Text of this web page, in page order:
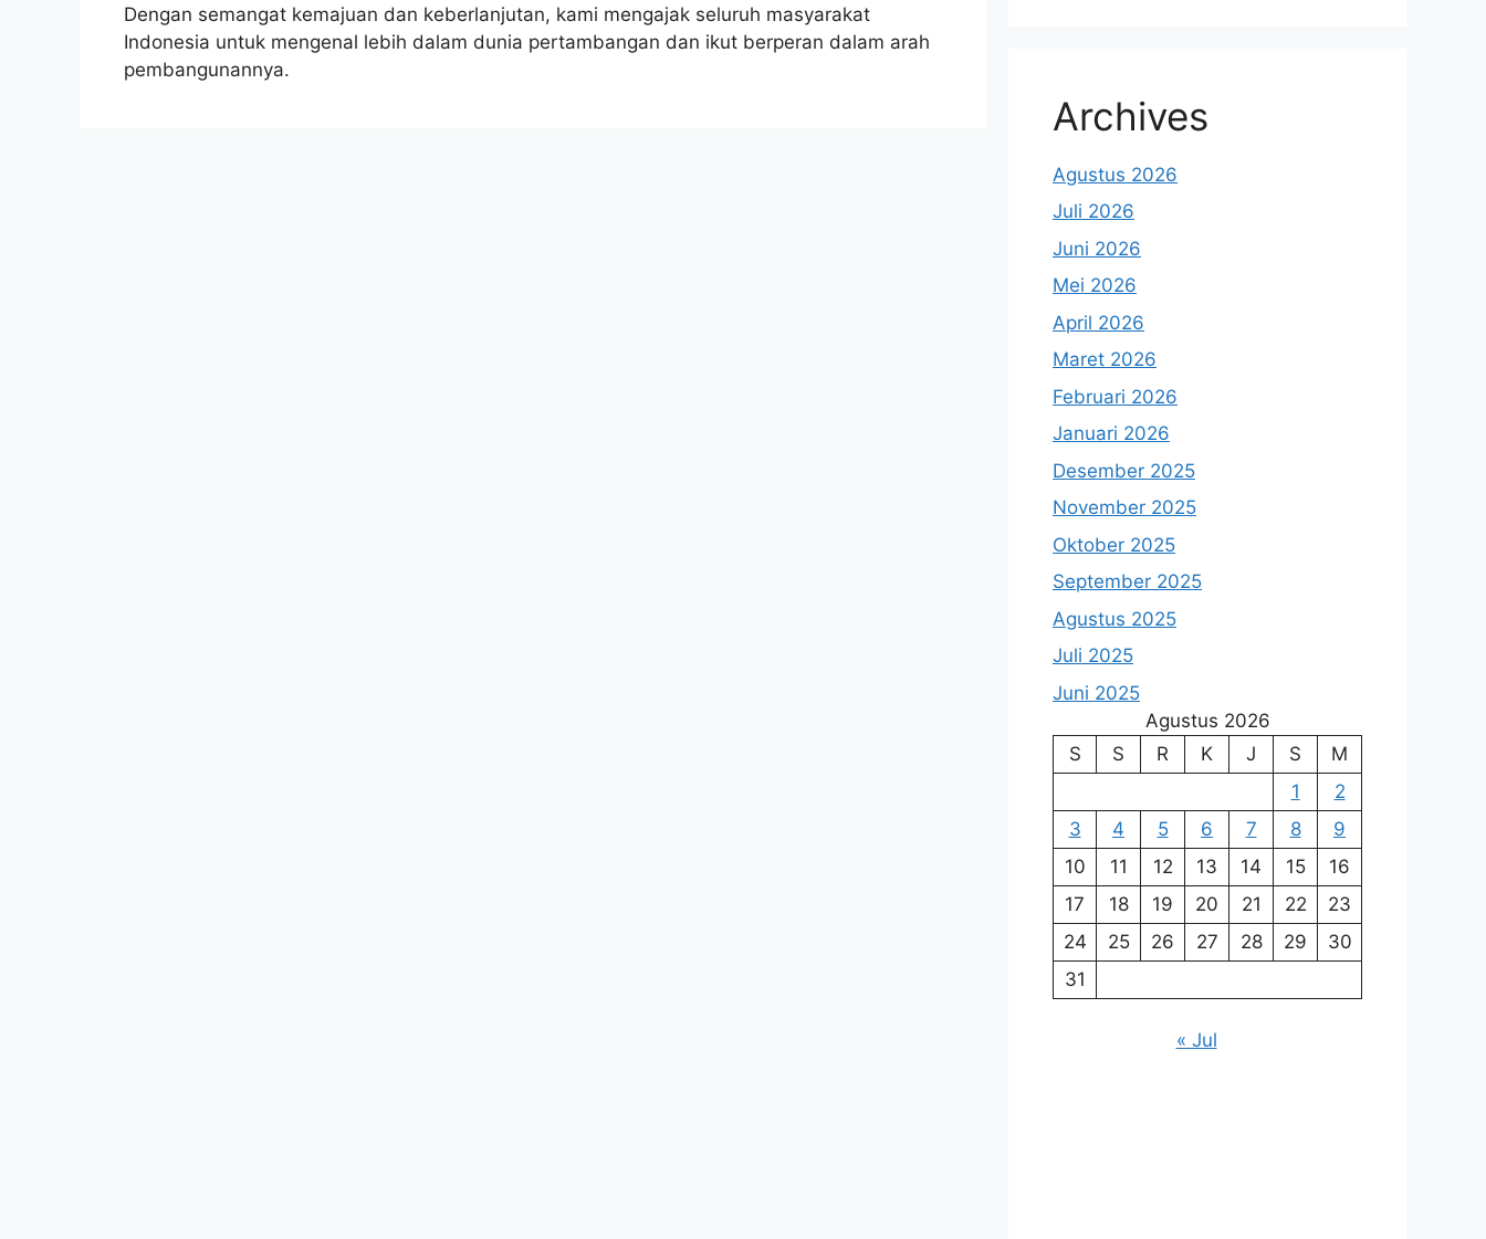
Dengan semangat kemajuan dan keberlanjutan, kami mengajak seluruh masyarakat
Indonesia untuk mengenal lebih dalam dunia pertambangan dan ikut berperan dalam arah
pembangunannya.
Archives
Agustus 2026
Juli 2026
Juni 2026
Mei 2026
April 2026
Maret 2026
Februari 2026
Januari 2026
Desember 2025
November 2025
Oktober 2025
September 2025
Agustus 2025
Juli 2025
Juni 2025
Agustus 2026
S
S R K J S
M
1
2
3
4 5 6 7 8
9
10
11 12 13 14 15
16
17
18 19 20 21 22
23
24
25 26 27 28 29
30
31
« Jul